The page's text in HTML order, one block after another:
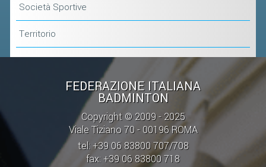
Società Sportive
Territorio
FEDERAZIONE ITALIANA
BADMINTON
Copyright © 2009 - 2025
Viale Tiziano 70 - 00196 ROMA
tel: +39 06 83800 707/708
fax: +39 06 83800 718
RICHIESTA TORNEI
PARA BADMINTON
TESSERAMENTO
REGOLAMENTI